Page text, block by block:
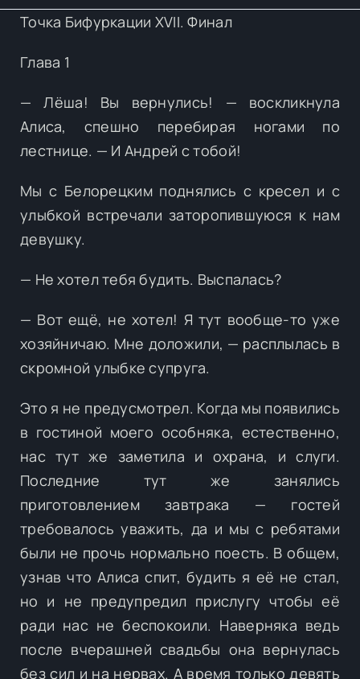
Точка Бифуркации XVII. Финал
Глава 1
— Лёша! Вы вернулись! — воскликнула
Алиса, спешно перебирая ногами по
лестнице. — И Андрей с тобой!
Мы с Белорецким поднялись с кресел и с
улыбкой встречали заторопившуюся к нам
девушку.
— Не хотел тебя будить. Выспалась?
— Вот ещё, не хотел! Я тут вообще-то уже
хозяйничаю. Мне доложили, — расплылась в
скромной улыбке супруга.
Это я не предусмотрел. Когда мы появились
в гостиной моего особняка, естественно,
нас тут же заметила и охрана, и слуги.
Последние тут же занялись
приготовлением завтрака — гостей
требовалось уважить, да и мы с ребятами
были не прочь нормально поесть. В общем,
узнав что Алиса спит, будить я её не стал,
но и не предупредил прислугу чтобы её
ради нас не беспокоили. Наверняка ведь
после вчерашней свадьбы она вернулась
без сил и на нервах. А время только девять